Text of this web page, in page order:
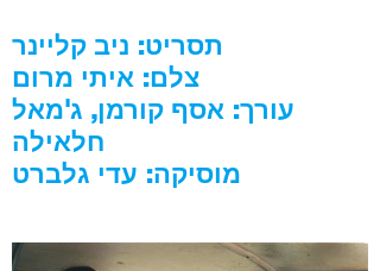
תסריט: ניב קליינר
צלם: איתי מרום
עורך: אסף קורמן, ג'מאל
חלאילה
מוסיקה: עדי גלברט